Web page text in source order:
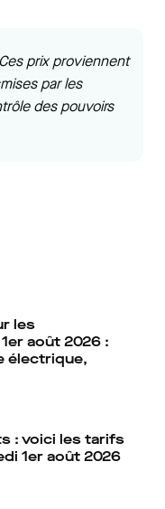
prix proviennent
par les
des pouvoirs
les
août 2026 :
électrique,
: voici les tarifs
1er août 2026